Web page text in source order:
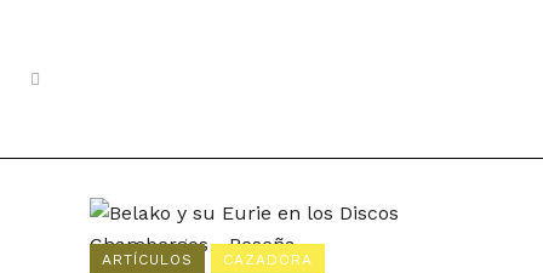
ARTÍCULOS CAZADORA